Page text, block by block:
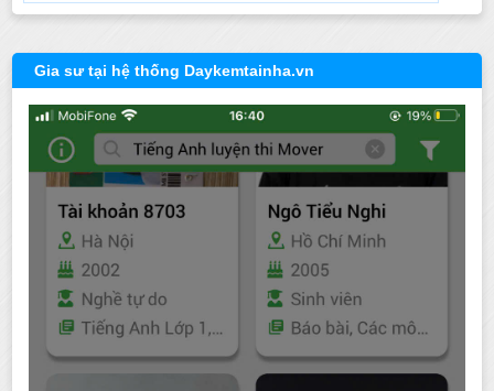
Gia sư tại hệ thống Daykemtainha.vn